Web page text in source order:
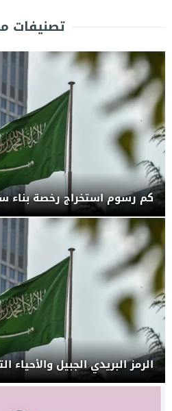
تصنيفات
كم رسوم استخراج رخصة
الرمز البريدي الجبيل والأحياء